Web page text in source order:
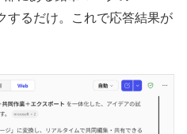
するだけ。これで応答結果が